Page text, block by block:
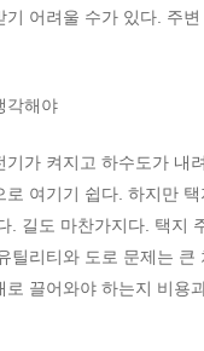
기 어려울 수가 있다. 주
각해야
기가 켜지고 하수도가 내
로 여기기 쉽다. 하지만
. 길도 마찬가지다. 택지
틸리티와 도로 문제는 큰
로 끌어와야 하는지 비용